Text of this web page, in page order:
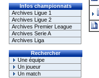
Infos championnats
Archives Ligue 1
Archives Ligue 2
Archives Premier League
Archives Serie A
Archives Liga
Rechercher
Une équipe
Un joueur
Un match